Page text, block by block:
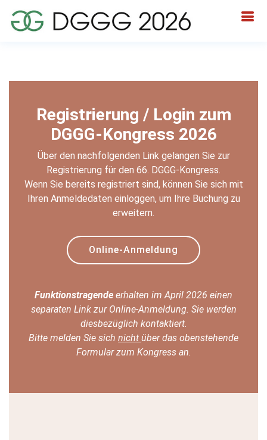
Registrierung / Login zum
DGGG-Kongress 2026
Über den nachfolgenden Link gelangen Sie zur
Registrierung für den 66. DGGG-Kongress.
Wenn Sie bereits registriert sind, können Sie sich mit
Ihren Anmeldedaten einloggen, um Ihre Buchung zu
erweitern.
Online-Anmeldung
Funktionstragende erhalten im April 2026 einen
separaten Link zur Online-Anmeldung. Sie werden
diesbezüglich kontaktiert.
Bitte melden Sie sich nicht über das obenstehende
Formular zum Kongress an.